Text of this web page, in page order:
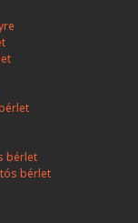
bérlet
bérlet